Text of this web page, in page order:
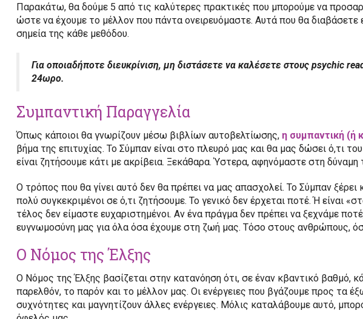
Παρακάτω, θα δούμε 5 από τις καλύτερες πρακτικές που μπορούμε να
ώστε να έχουμε το μέλλον που πάντα ονειρευόμαστε. Αυτά που θα διαβάσετε
σημεία της κάθε μεθόδου.
Για οποιαδήποτε διευκρίνιση, μη διστάσετε να καλέσετε στους psychic
24ωρο.
Συμπαντική Παραγγελία
Όπως κάποιοι θα γνωρίζουν μέσω βιβλίων αυτοβελτίωσης, η συμπαντική (ή
βήμα της επιτυχίας. Το Σύμπαν είναι στο πλευρό μας και θα μας δώσει ό,τι
είναι ζητήσουμε κάτι με ακρίβεια. Ξεκάθαρα. Ύστερα, αφηνόμαστε στη
Ο τρόπος που θα γίνει αυτό δεν θα πρέπει να μας απασχολεί. Το Σύμπαν
πολύ συγκεκριμένοι σε ό,τι ζητήσουμε. Το γενικό δεν έρχεται ποτέ. Ή είναι
τέλος δεν είμαστε ευχαριστημένοι. Αν ένα πράγμα δεν πρέπει να ξεχνάμε
ευγνωμοσύνη μας για όλα όσα έχουμε στη ζωή μας. Τόσο στους ανθρώπους,
Ο Νόμος της Έλξης
Ο Νόμος της Έλξης βασίζεται στην κατανόηση ότι, σε έναν κβαντικό βαθμό,
παρελθόν, το παρόν και το μέλλον μας. Οι ενέργειες που βγάζουμε προς τα
συχνότητες και μαγνητίζουν άλλες ενέργειες. Μόλις καταλάβουμε αυτό,